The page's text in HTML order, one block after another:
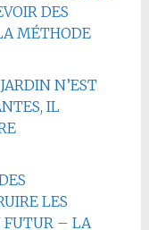
DES
MÉTHODE
N’EST
IL
LES
FUTUR – LA